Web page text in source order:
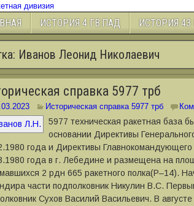
ИСТОРИЯ 4 ГВ.ПАД ИСТОРИЯ 43
Иванов Леонид Николаевич
справка 5977 трб
Историческая справка 5977 трб
5977 техническая ракетная база
основании Директивы
года и Директивы
года в г. Лебедине и размещена на
2 рдн 665 ракетного полка(Р–14).
части подполковник Никулин В.С.
Сухов Василий Васильевич. В